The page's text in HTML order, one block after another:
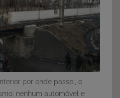
por onde passei, o
nenhum automóvel e